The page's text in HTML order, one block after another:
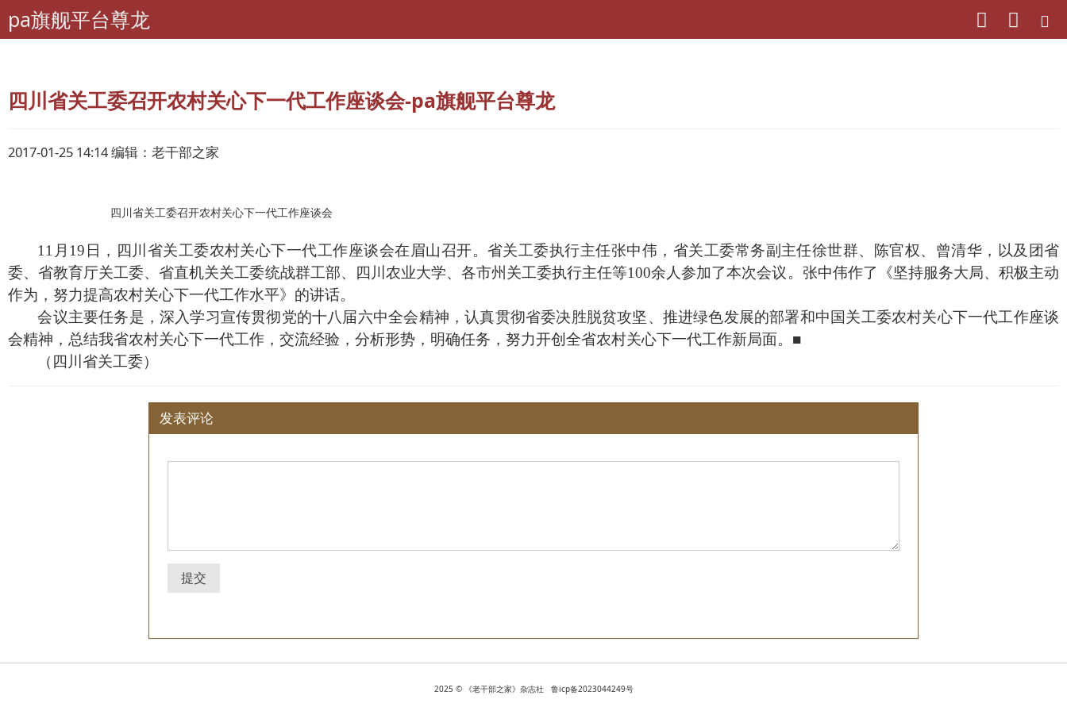
pa旗舰平台尊龙
pa旗舰平台尊龙 老年期刊联盟
四川省关工委召开农村关心下一代工作座谈会-pa旗舰平台尊龙
2017-01-25 14:14 编辑：老干部之家
四川省关工委召开农村关心下一代工作座谈会
11月19日，四川省关工委农村关心下一代工作座谈会在眉山召开。省关工委执行主任张中伟，省关工委常务副主任徐世群、陈官权、曾清华，以及团省
委、省教育厅关工委、省直机关关工委统战群工部、四川农业大学、各市州关工委执行主任等100余人参加了本次会议。张中伟作了《坚持服务大局、积极主动
作为，努力提高农村关心下一代工作水平》的讲话。
会议主要任务是，深入学习宣传贯彻党的十八届六中全会精神，认真贯彻省委决胜脱贫攻坚、推进绿色发展的部署和中国关工委农村关心下一代工作座谈
会精神，总结我省农村关心下一代工作，交流经验，分析形势，明确任务，努力开创全省农村关心下一代工作新局面。 ■
（四川省关工委）
发表评论
提交
2025 © 《老干部之家》杂志社 鲁icp备2023044249号